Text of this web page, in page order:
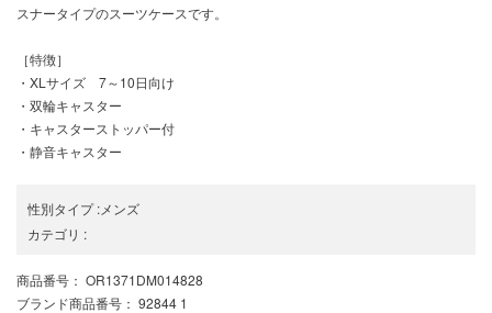
スナータイプのスーツケースです。
［特徴］
・XLサイズ 7～10日向け
・双輪キャスター
・キャスターストッパー付
・静音キャスター
性別タイプ:メンズ
カテゴリ :
商品番号 ： OR1371DM014828
ブランド商品番号 ： 92844 1